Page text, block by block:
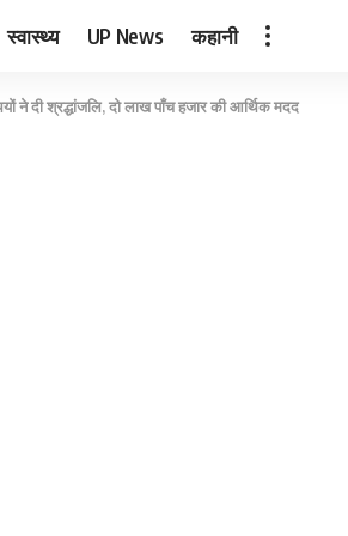
स्वास्थ्य UP News कहानी
ने दी श्रद्धांजलि, दो लाख पाँच हजार की आर्थिक मदद